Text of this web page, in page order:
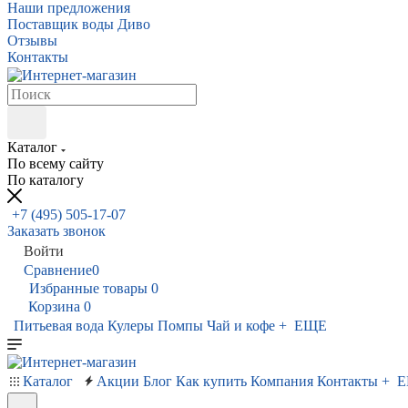
Наши предложения
Поставщик воды Диво
Отзывы
Контакты
Каталог
По всему сайту
По каталогу
+7 (495) 505-17-07
Заказать звонок
Войти
Сравнение0
Избранные товары 0
Корзина 0
Питьевая вода Кулеры Помпы Чай и кофе + ЕЩЕ
Каталог Акции Блог Как купить Компания Контакты +